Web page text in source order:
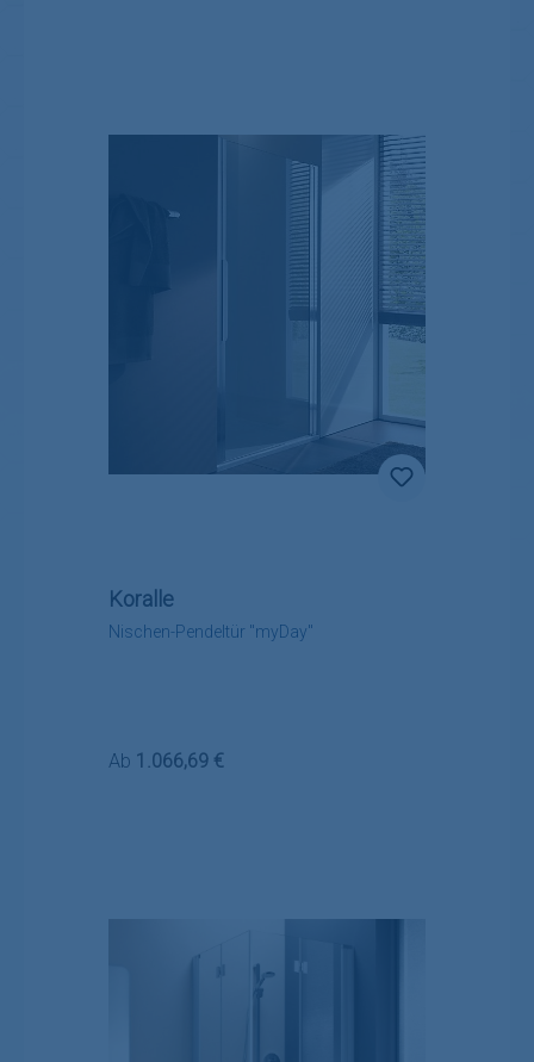
Nischen-Pendeltür "myDay"
Koralle
Regulärer Preis:
Ab 1.066,69 €